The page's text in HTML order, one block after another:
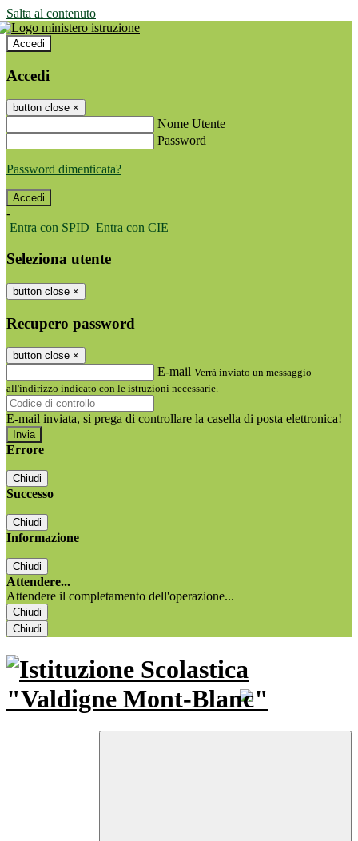
Salta al contenuto
Accedi
Accedi
button close ×
Nome Utente
Password
Password dimenticata?
-
Entra con SPID Entra con CIE
Seleziona utente
button close ×
Recupero password
button close ×
E-mail Verrà inviato un messaggio
all'indirizzo indicato con le istruzioni necessarie.
E-mail inviata, si prega di controllare la casella di posta elettronica!
Errore
Chiudi
Successo
Chiudi
Informazione
Chiudi
Attendere...
Attendere il completamento dell'operazione...
Chiudi
Chiudi